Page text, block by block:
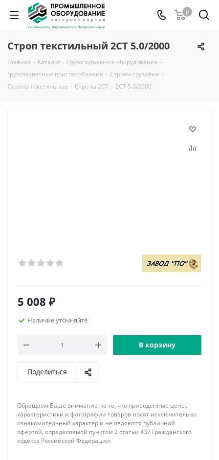
0
Строп текстильный 2СТ 5.0/2000
Главная - Каталог - Грузоподъемное оборудование -
Грузозахватные приспособления - Стропы грузовые -
Стропы текстильные - Стропы 2СТ - 2СТ 5.0/2000
5 008 ₽
Наличие уточняйте
В корзину
Поделиться
Обращаем Ваше внимание на то, что приведенные цены,
характеристики и фотографии товаров носят исключительно
ознакомительный характер и не являются публичной
офертой, определяемой пунктом 2 статьи 437 Гражданского
кодекса Российской Федерации.